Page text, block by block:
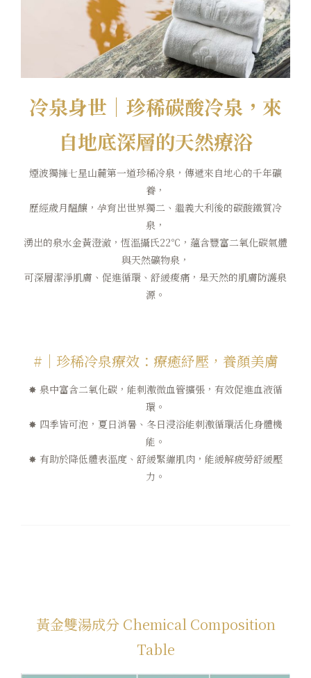
冷泉身世｜珍稀碳酸冷泉，來
自地底深層的天然療浴
煙波獨擁七星山麓第一道珍稀冷泉，傳遞來自地心的千年礦
養，
歷經歲月醞釀，孕育出世界獨二、繼義大利後的碳酸鐵質冷
泉，
湧出的泉水金黃澄澈，恆溫攝氏22℃，蘊含豐富二氧化碳氣體
與天然礦物泉，
可深層潔淨肌膚、促進循環、舒緩痠痛，是天然的肌膚防護泉
源。
#｜珍稀冷泉療效：療癒紓壓，養顏美膚
✸ 泉中富含二氧化碳，能刺激微血管擴張，有效促進血液循
環。
✸ 四季皆可泡，夏日消暑、冬日浸浴能刺激循環活化身體機
能。
✸ 有助於降低體表溫度、舒緩緊繃肌肉，能緩解疲勞舒緩壓
力。
黃金雙湯成分 Chemical Composition
Table